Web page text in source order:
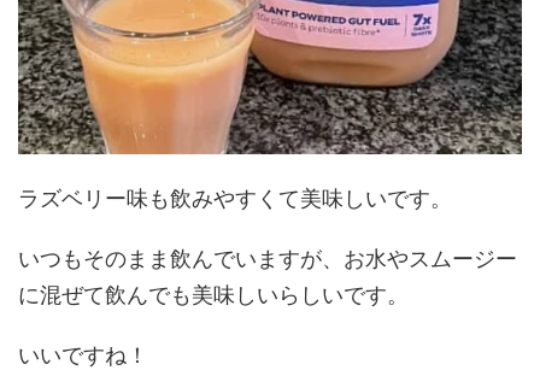
ラズベリー味も飲みやすくて美味しいです。
いつもそのまま飲んでいますが、お水やスムージー
に混ぜて飲んでも美味しいらしいです。
いいですね！